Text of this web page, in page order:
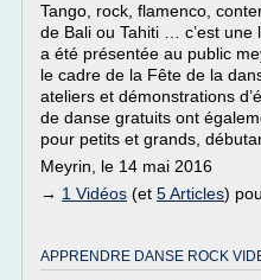
Tango, rock, flamenco,
de Bali ou Tahiti … c’est
a été présentée au public
le cadre de la Fête de la
ateliers et démonstrations
de danse gratuits ont
pour petits et grands,
Meyrin, le 14 mai 2016
→ 1 Vidéos (et 5 Articles)
APPRENDRE DANSE ROCK